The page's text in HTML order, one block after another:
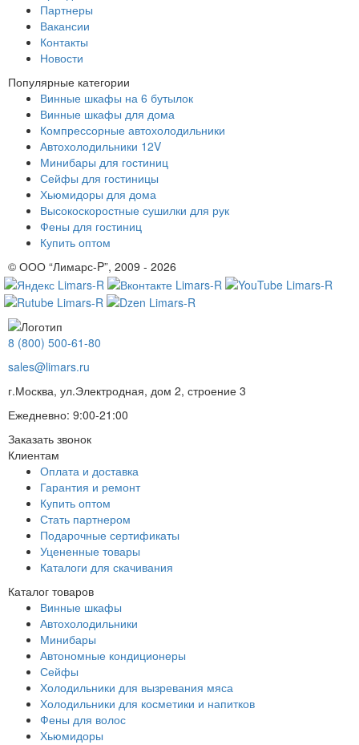
Партнеры
Вакансии
Контакты
Новости
Популярные категории
Винные шкафы на 6 бутылок
Винные шкафы для дома
Компрессорные автохолодильники
Автохолодильники 12V
Минибары для гостиниц
Сейфы для гостиницы
Хьюмидоры для дома
Высокоскоростные сушилки для рук
Фены для гостиниц
Купить оптом
© ООО “Лимарс-P”, 2009 - 2026
8 (800) 500-61-80
sales@limars.ru
г.Москва, ул.Электродная, дом 2, строение 3
Ежедневно: 9:00-21:00
Заказать звонок
Клиентам
Оплата и доставка
Гарантия и ремонт
Купить оптом
Стать партнером
Подарочные сертификаты
Уцененные товары
Каталоги для скачивания
Каталог товаров
Винные шкафы
Автохолодильники
Минибары
Автономные кондиционеры
Сейфы
Холодильники для вызревания мяса
Холодильники для косметики и напитков
Фены для волос
Хьюмидоры